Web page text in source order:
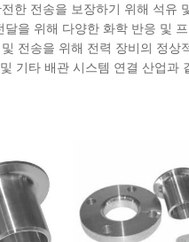
한 전송을 보장하기 위해 석유
을 위해 다양한 화학 반응 및
전송을 위해 전력 장비의 정상
기타 배관 시스템 연결 산업과